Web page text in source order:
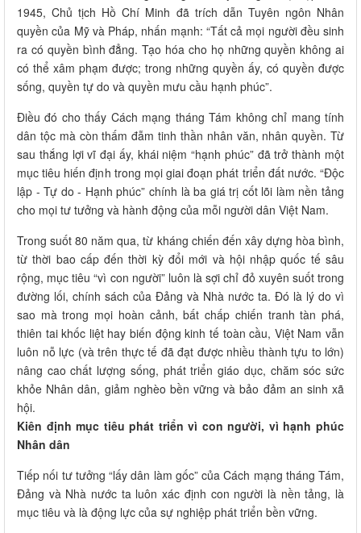
1945, Chủ tịch Hồ Chí Minh đã trích dẫn Tuyên ngôn Nhân
quyền của Mỹ và Pháp, nhấn mạnh: “Tất cả mọi người đều sinh
ra có quyền bình đẳng. Tạo hóa cho họ những quyền không ai
có thể xâm phạm được; trong những quyền ấy, có quyền được
sống, quyền tự do và quyền mưu cầu hạnh phúc”.
Điều đó cho thấy Cách mạng tháng Tám không chỉ mang tính
dân tộc mà còn thấm đẫm tinh thần nhân văn, nhân quyền. Từ
sau thắng lợi vĩ đại ấy, khái niệm “hạnh phúc” đã trở thành một
mục tiêu hiến định trong mọi giai đoạn phát triển đất nước. “Độc
lập - Tự do - Hạnh phúc” chính là ba giá trị cốt lõi làm nền tảng
cho mọi tư tưởng và hành động của mỗi người dân Việt Nam.
Trong suốt 80 năm qua, từ kháng chiến đến xây dựng hòa bình,
từ thời bao cấp đến thời kỳ đổi mới và hội nhập quốc tế sâu
rộng, mục tiêu “vì con người” luôn là sợi chỉ đỏ xuyên suốt trong
đường lối, chính sách của Đảng và Nhà nước ta. Đó là lý do vì
sao mà trong mọi hoàn cảnh, bất chấp chiến tranh tàn phá,
thiên tai khốc liệt hay biến động kinh tế toàn cầu, Việt Nam vẫn
luôn nỗ lực (và trên thực tế đã đạt được nhiều thành tựu to lớn)
nâng cao chất lượng sống, phát triển giáo dục, chăm sóc sức
khỏe Nhân dân, giảm nghèo bền vững và bảo đảm an sinh xã
hội.
Kiên định mục tiêu phát triển vì con người, vì hạnh phúc
Nhân dân
Tiếp nối tư tưởng “lấy dân làm gốc” của Cách mạng tháng Tám,
Đảng và Nhà nước ta luôn xác định con người là nền tảng, là
mục tiêu và là động lực của sự nghiệp phát triển bền vững.